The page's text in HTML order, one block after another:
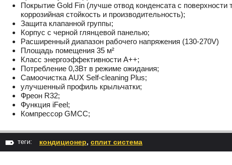
Покрытие Gold Fin (лучше отвод конденсата с
коррозийная стойкость и производительность);
Защита клапанной группы;
Корпус с черной глянцевой панелью;
Расширенный диапазон рабочего напряжения (130-270V)
Площадь помещения 35 м²
Класс энергоэффективности А++;
Потребление 0,3Вт в режиме ожидания;
Самоочистка AUX Self-cleaning Plus;
улучшенный профиль крыльчатки;
Фреон R32;
Функция iFeel;
Компрессор GMCC;
теги: кондиционер, сплит система